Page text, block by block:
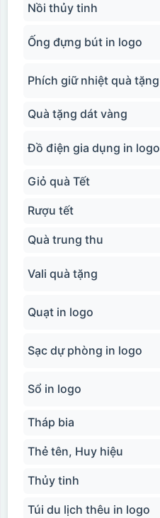
Hộp xi 2 cốc
Nồi thủy tinh
Ống đựng bút in logo
Phích giữ nhiệt quà tặng
Quà tặng dát vàng
Đồ điện gia dụng in logo
Giỏ quà Tết
Rượu tết
Quà trung thu
Vali quà tặng
Quạt in logo
Sạc dự phòng in logo
Sổ in logo
Tháp bia
Thẻ tên, Huy hiệu
Thủy tinh
Túi du lịch thêu in logo